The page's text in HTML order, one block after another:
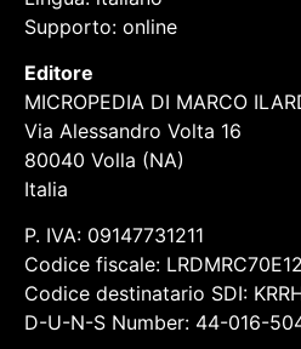
Supporto: online
Editore
MICROPEDIA DI MARCO
Via Alessandro Volta 16
80040 Volla (NA)
Italia
P. IVA: 09147731211
Codice fiscale:
Codice destinatario SDI:
D-U-N-S Number: 44-016-